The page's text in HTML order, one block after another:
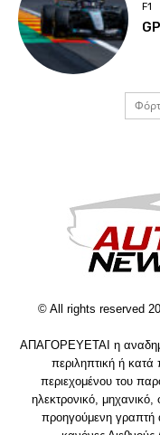
F1
© All rights reserved
ΑΠΑΓΟΡΕΥΕΤΑΙ η
περιληπτική ή
περιεχομένου του
ηλεκτρονικό,
προηγούμενη γραπτή